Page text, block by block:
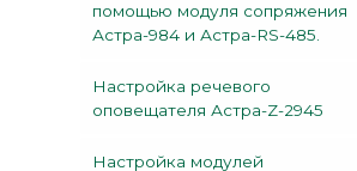
помощью модуля сопряжения
Астра-984 и Астра-RS-485.
Настройка речевого
оповещателя Астра-Z-2945
Настройка модулей